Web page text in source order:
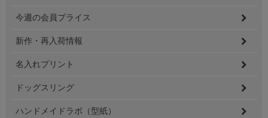
ップ
今週の会員プライス
新作・再入荷情報
名入れプリント
ドッグスリング
ハンドメイドラボ（型紙）